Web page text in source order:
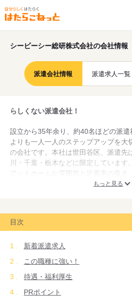
シービーシー総研株式会社の会社情報
派遣会社情報 派遣求人一覧
らしくない派遣会社！
設立から35年余り、約40名ほどの派
よりも一人一人のステップアップを大
の会社です。本社は世田谷区、派遣先
川・千葉・栃木などに限定しています
アットホームな雰囲気と定着率の良さ
0名、10年以上も合わせると20名ほど
のコミュニケーションを大切にしなが
す。
もっと見る
目次
新着派遣求人
この職種に強い！
待遇・福利厚生
PRポイント